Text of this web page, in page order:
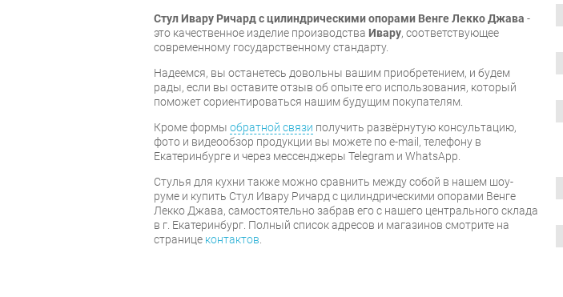
Стул Ивару Ричард с цилиндрическими опорами Венге Лекко Джава -
это качественное изделие производства Ивару, соответствующее
современному государственному стандарту.
Надеемся, вы останетесь довольны вашим приобретением, и будем
рады, если вы оставите отзыв об опыте его использования, который
поможет сориентироваться нашим будущим покупателям.
Кроме формы обратной связи получить развёрнутую консультацию,
фото и видеообзор продукции вы можете по e-mail, телефону в
Екатеринбурге и через мессенджеры Telegram и WhatsApp.
Стулья для кухни также можно сравнить между собой в нашем шоу-
руме и купить Стул Ивару Ричард с цилиндрическими опорами Венге
Лекко Джава, самостоятельно забрав его с нашего центрального склада
в г. Екатеринбург. Полный список адресов и магазинов смотрите на
странице контактов